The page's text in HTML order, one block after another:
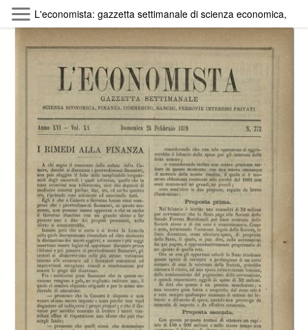
Skip to main content
Byterfly
Follow The Byterfly And Enjoy Open
Knowledge
Policy Collections Providers
Search Term
L'economista: gazzetta settimanale di scienza economica,